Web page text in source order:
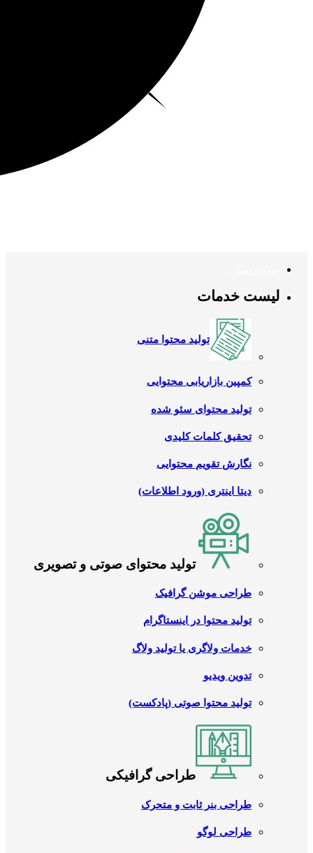
لیست خدمات
تولید محتوا متنی
کمپین بازاریابی محتوایی
تولید محتوای سئو شده
تحقیق کلمات کلیدی
نگارش تقویم محتوایی
دیتا اینتری (ورود اطلاعات)
تولید محتوای صوتی و تصویری
طراحی موشن گرافیک
تولید محتوا در اینستاگرام
خدمات ولاگری یا تولید ولاگ
تدوین ویدیو
تولید محتوا صوتی (پادکست)
طراحی گرافیکی
طراحی بنر ثابت و متحرک
طراحی لوگو